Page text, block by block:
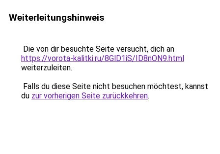
Weiterleitungshinweis
Die von dir besuchte Seite versucht, dich an
https://vorota-kalitki.ru/8GlD1iS/ID8nON9.html
weiterzuleiten.
Falls du diese Seite nicht besuchen möchtest, kannst
du zur vorherigen Seite zurückkehren.